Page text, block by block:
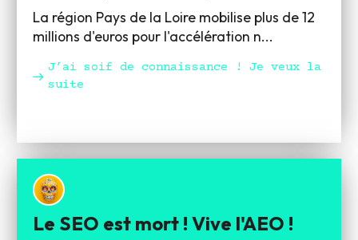
La région Pays de la Loire mobilise plus de 12
millions d'euros pour l'accélération n...
J’ai soif de connaissance ! Je veux la
suite
Le SEO est mort ! Vive l'AEO !